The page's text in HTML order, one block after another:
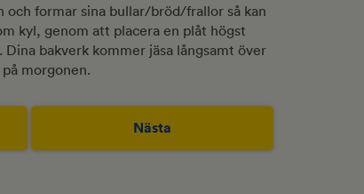
och formar sina bullar/bröd/frallor så kan
kyl, genom att placera en plåt högst
bakverk kommer jäsa långsamt över
morgonen.
Nästa